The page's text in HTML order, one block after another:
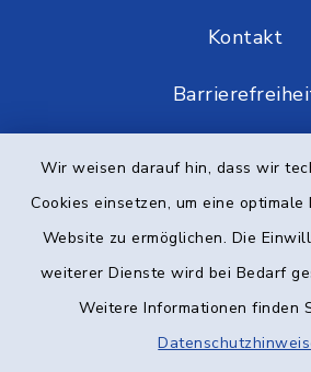
Wir weisen darauf hin, dass wir
Cookies einsetzen, um eine
Website zu ermöglichen. Die
weiterer Dienste wird bei Bedarf
Weitere Informationen finden
Kontakt
Impressum
Elektronische
Sitemap